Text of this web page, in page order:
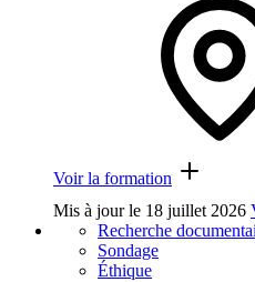
Voir la formation
Mis à jour le 18 juillet 2026
Recherche
Sondage
Éthique